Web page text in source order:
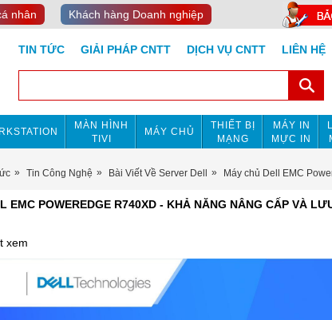
nhân Khách hàng Doanh nghiệp
TIN TỨC GIẢI PHÁP CNTT DỊCH VỤ CNTT LIÊN HỆ
MÀN HÌNH
TIVI
MÁY CHỦ
THIẾT BỊ
MẠNG
MÁY IN
MỰC IN
Tin Công Nghệ Bài Viết Về Server Dell Máy chủ Dell EMC
EMC POWEREDGE R740XD - KHẢ NĂNG NÂNG CẤP VÀ
xem